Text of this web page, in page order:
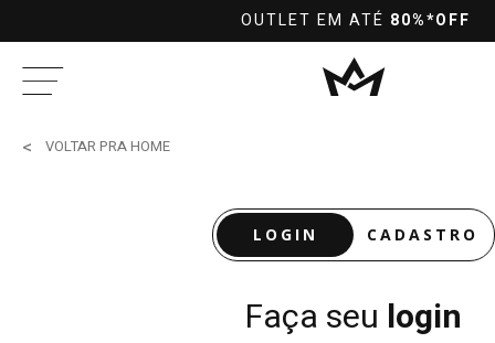
OUTLET EM ATÉ80%*OFF
VOLTAR PRA HOME
LOGIN CADASTRO
Faça seu login